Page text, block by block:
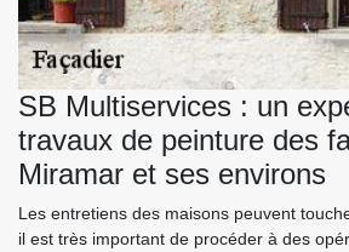
SB Multiservices : un
travaux de peinture des
Miramar et ses environs
Les entretiens des maisons peuvent
il est très important de procéder à des